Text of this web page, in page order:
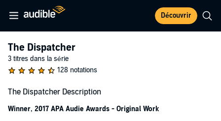
Découvrir
The Dispatcher
3 titres dans la série
128 notations
The Dispatcher Description
Winner, 2017 APA Audie Awards - Original Work